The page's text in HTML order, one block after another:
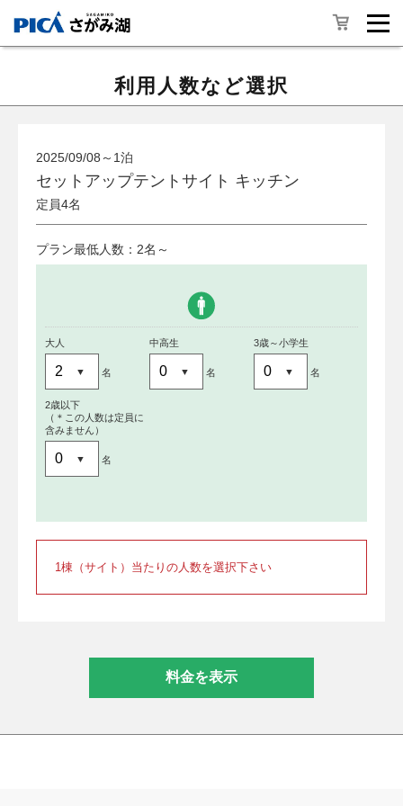
利用人数など選択
2025/09/08～1泊
セットアップテントサイト キッチン
定員4名
プラン最低人数：2名～
大人
名
中高生
名
3歳～小学生
名
2歳以下
（＊この人数は定員に
含みません）
名
1棟（サイト）当たりの人数を選択下さい
料金を表示